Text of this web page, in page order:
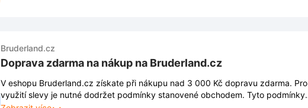
Bruderland.cz
Doprava zdarma na nákup na Bruderland.cz
V eshopu Bruderland.cz získate při nákupu nad 3 000 Kč dopravu zdarma. Pro
využití slevy je nutné dodržet podmínky stanovené obchodem. Tyto podmínky